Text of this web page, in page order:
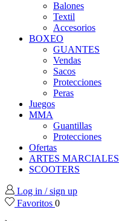
Balones
Textil
Accesorios
BOXEO
GUANTES
Vendas
Sacos
Protecciones
Peras
Juegos
MMA
Guantillas
Protecciones
Ofertas
ARTES MARCIALES
SCOOTERS
Log in / sign up
Favoritos 0